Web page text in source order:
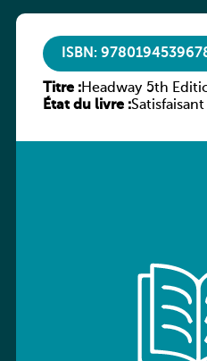
ISBN:
Titre :Headway 5th
Workbook without
État du livre :Satisfaisant